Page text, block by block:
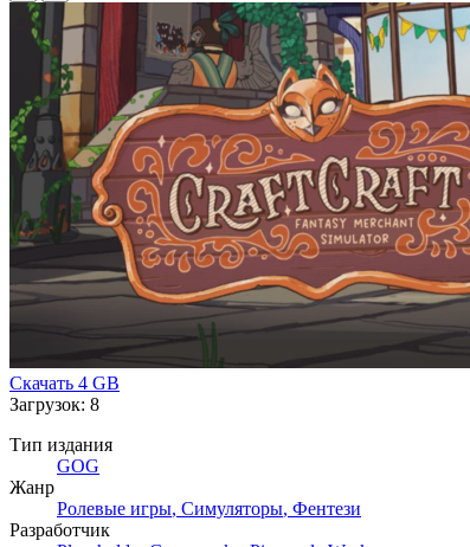
Скачать 4 GB
Загрузок: 8
Тип издания
GOG
Жанр
Ролевые игры, Симуляторы, Фентези
Разработчик